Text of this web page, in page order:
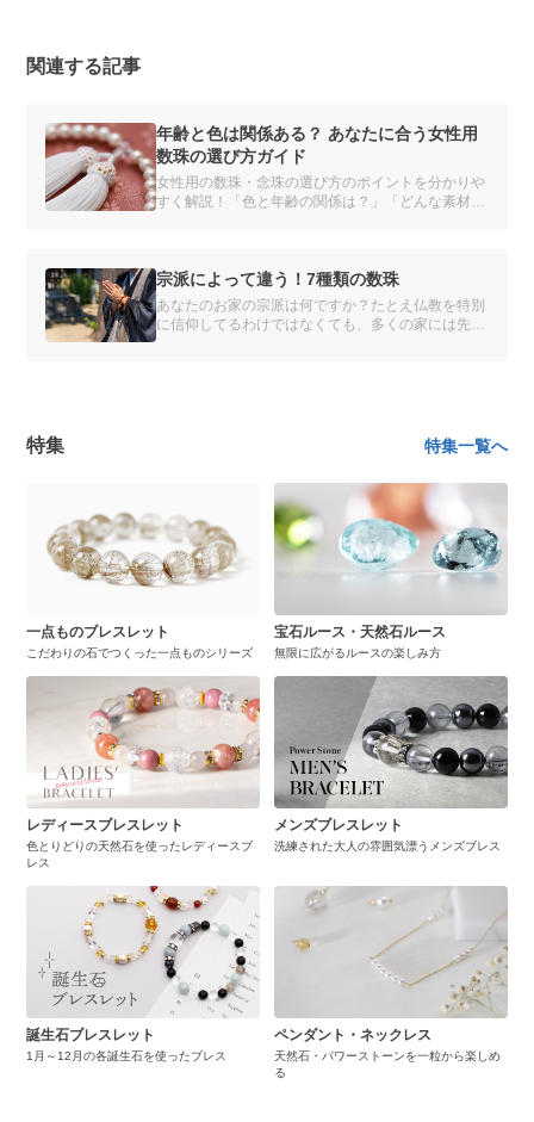
関連する記事
年齢と色は関係ある？ あなたに合う女性用
数珠の選び方ガイド
女性用の数珠・念珠の選び方のポイントを分かりや
すく解説！「色と年齢の関係は？」「どんな素材を
ービスも。
宗派によって違う！7種類の数珠
あなたのお家の宗派は何ですか？たとえ仏教を特別
に信仰してるわけではなくても、多くの家には先祖
特集 特集一覧へ
一点ものブレスレット
こだわりの石でつくった一点ものシリーズ
宝石ルース・天然石ルース
無限に広がるルースの楽しみ方
レディースブレスレット
色とりどりの天然石を使ったレディースブ
レス
メンズブレスレット
洗練された大人の雰囲気漂うメンズブレス
誕生石ブレスレット
1月～12月の各誕生石を使ったブレス
ペンダント・ネックレス
天然石・パワーストーンを一粒から楽しめ
る